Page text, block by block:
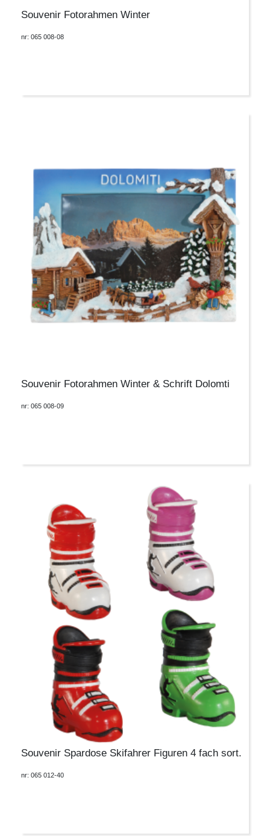
Souvenir Fotorahmen Winter
nr: 065 008-08
Souvenir Fotorahmen Winter & Schrift Dolomti
nr: 065 008-09
Souvenir Spardose Skifahrer Figuren 4 fach sort.
nr: 065 012-40